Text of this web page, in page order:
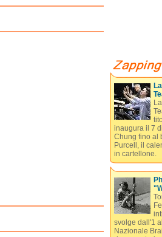
inaugura il 7
Chung fino al
Purcell, il
in cartellone.
svolge dall'1
Nazionale